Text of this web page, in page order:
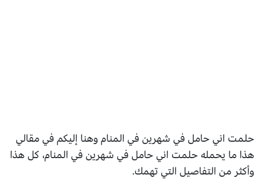
حلمت اني حامل في شهرين في المنام وهنا إليكم في مقالي
هذا ما يحمله حلمت اني حامل في شهرين في المنام، كل هذا
وأكثر من التفاصيل التي تهمك.